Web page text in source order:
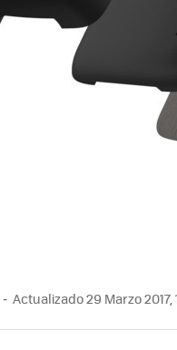
Actualizado 29 Marzo 2017,